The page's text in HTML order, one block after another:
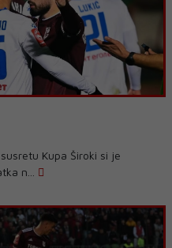
Kupa Široki si je
n...